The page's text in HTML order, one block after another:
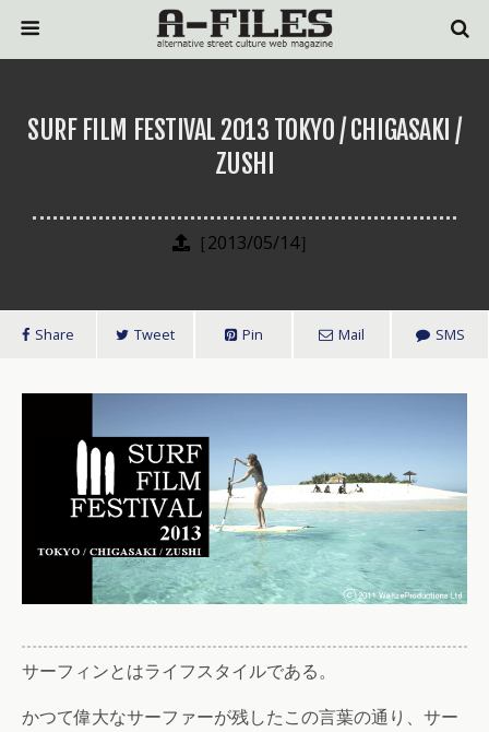
SURF FILM FESTIVAL 2013 TOKYO / CHIGASAKI /
ZUSHI
［2013/05/14］
Share Tweet Pin Mail SMS
サーフィンとはライフスタイルである。
かつて偉大なサーファーが残したこの言葉の通り、サー